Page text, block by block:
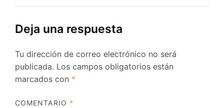
Deja una respuesta
Tu dirección de correo electrónico no será
publicada. Los campos obligatorios están
marcados con *
COMENTARIO *